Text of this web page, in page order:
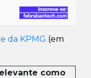
da KPMG (em
como